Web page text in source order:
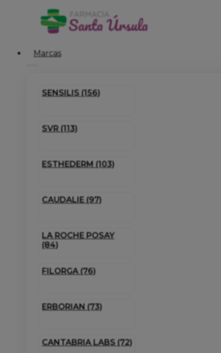
Marcas
SENSILIS (156)
SVR (113)
ESTHEDERM (103)
CAUDALIE (97)
LA ROCHE POSAY
(84)
FILORGA (76)
ERBORIAN (73)
CANTABRIA LABS (72)